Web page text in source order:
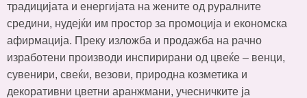
традицијата и енергијата на жените од руралните
средини, нудејќи им простор за промоција и економска
афирмација. Преку изложба и продажба на рачно
изработени производи инспирирани од цвеќе – венци,
сувенири, свеќи, везови, природна козметика и
декоративни цветни аранжмани, учесничките ја